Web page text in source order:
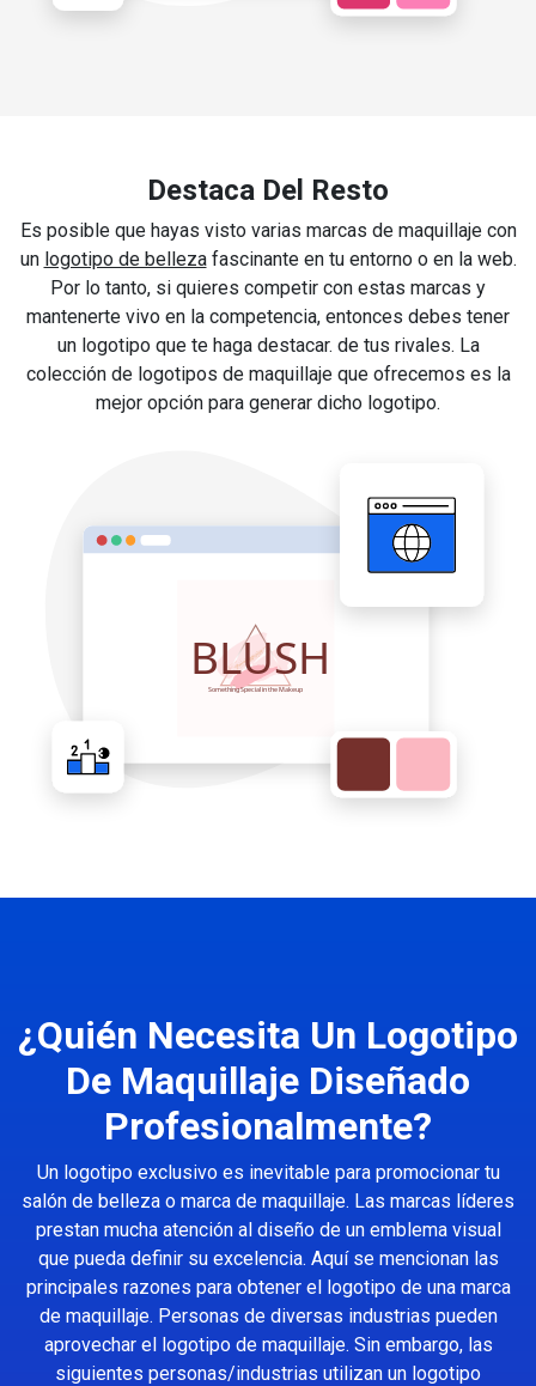
Destaca Del Resto
Es posible que hayas visto varias marcas de maquillaje con
un logotipo de bellezafascinante en tu entorno o en la web.
Por lo tanto, si quieres competir con estas marcas y
mantenerte vivo en la competencia, entonces debes tener
un logotipo que te haga destacar. de tus rivales. La
colección de logotipos de maquillaje que ofrecemos es la
mejor opción para generar dicho logotipo.
¿Quién Necesita Un Logotipo
De Maquillaje Diseñado
Profesionalmente?
Un logotipo exclusivo es inevitable para promocionar tu
salón de belleza o marca de maquillaje. Las marcas líderes
prestan mucha atención al diseño de un emblema visual
que pueda definir su excelencia. Aquí se mencionan las
principales razones para obtener el logotipo de una marca
de maquillaje. Personas de diversas industrias pueden
aprovechar el logotipo de maquillaje. Sin embargo, las
siguientes personas/industrias utilizan un logotipo